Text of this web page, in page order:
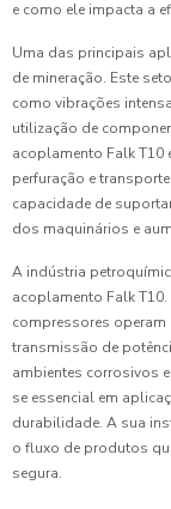
e como ele impacta a
Uma das principais
de mineração. Este
como vibrações
utilização de
acoplamento Falk T10
perfuração e
capacidade de
dos maquinários e
A indústria
acoplamento Falk
compressores
transmissão de
ambientes corrosivos
se essencial em
durabilidade. A sua
o fluxo de produtos
segura.